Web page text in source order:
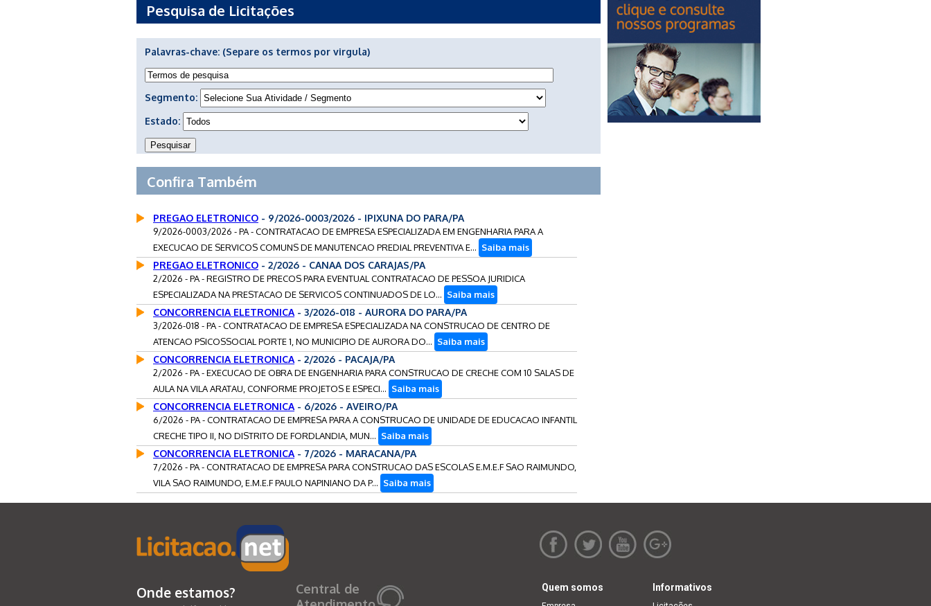
Pesquisa de Licitações
Palavras-chave: (Separe os termos por virgula)
Segmento:
Estado:
Confira Também
PREGAO ELETRONICO - 9/2026-0003/2026 - IPIXUNA DO PARA/PA
9/2026-0003/2026 - PA - CONTRATACAO DE EMPRESA ESPECIALIZADA EM ENGENHARIA PARA A
EXECUCAO DE SERVICOS COMUNS DE MANUTENCAO PREDIAL PREVENTIVA E... Saiba mais
PREGAO ELETRONICO - 2/2026 - CANAA DOS CARAJAS/PA
2/2026 - PA - REGISTRO DE PRECOS PARA EVENTUAL CONTRATACAO DE PESSOA JURIDICA
ESPECIALIZADA NA PRESTACAO DE SERVICOS CONTINUADOS DE LO... Saiba mais
CONCORRENCIA ELETRONICA - 3/2026-018 - AURORA DO PARA/PA
3/2026-018 - PA - CONTRATACAO DE EMPRESA ESPECIALIZADA NA CONSTRUCAO DE CENTRO DE
ATENCAO PSICOSSOCIAL PORTE 1, NO MUNICIPIO DE AURORA DO... Saiba mais
CONCORRENCIA ELETRONICA - 2/2026 - PACAJA/PA
2/2026 - PA - EXECUCAO DE OBRA DE ENGENHARIA PARA CONSTRUCAO DE CRECHE COM 10 SALAS DE
AULA NA VILA ARATAU, CONFORME PROJETOS E ESPECI... Saiba mais
CONCORRENCIA ELETRONICA - 6/2026 - AVEIRO/PA
6/2026 - PA - CONTRATACAO DE EMPRESA PARA A CONSTRUCAO DE UNIDADE DE EDUCACAO INFANTIL
CRECHE TIPO II, NO DISTRITO DE FORDLANDIA, MUN... Saiba mais
CONCORRENCIA ELETRONICA - 7/2026 - MARACANA/PA
7/2026 - PA - CONTRATACAO DE EMPRESA PARA CONSTRUCAO DAS ESCOLAS E.M.E.F SAO RAIMUNDO,
VILA SAO RAIMUNDO, E.M.E.F PAULO NAPINIANO DA P... Saiba mais
Onde estamos?
Central de
Quem somos Informativos